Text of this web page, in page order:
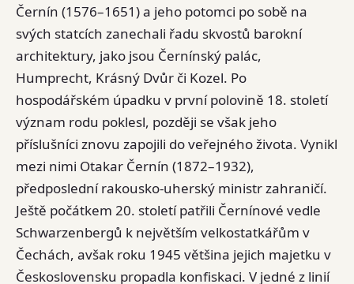
Černín (1576–1651) a jeho potomci po sobě na
svých statcích zanechali řadu skvostů barokní
architektury, jako jsou Černínský palác,
Humprecht, Krásný Dvůr či Kozel. Po
hospodářském úpadku v první polovině 18. století
význam rodu poklesl, později se však jeho
příslušníci znovu zapojili do veřejného života. Vynikl
mezi nimi Otakar Černín (1872–1932),
předposlední rakousko-uherský ministr zahraničí.
Ještě počátkem 20. století patřili Černínové vedle
Schwarzenbergů k největším velkostatkářům v
Čechách, avšak roku 1945 většina jejich majetku v
Československu propadla konfiskaci. V jedné z linií